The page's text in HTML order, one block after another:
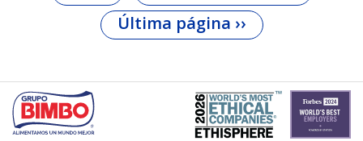
Última página ››